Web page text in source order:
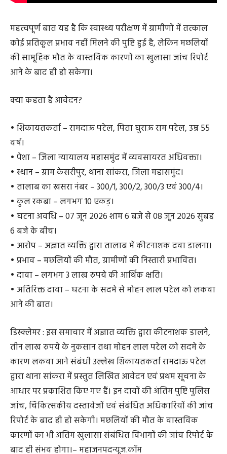
महत्वपूर्ण बात यह है कि स्वास्थ्य परीक्षण में ग्रामीणों में तत्काल
कोई प्रतिकूल प्रभाव नहीं मिलने की पुष्टि हुई है, लेकिन मछलियों
की सामूहिक मौत के वास्तविक कारणों का खुलासा जांच रिपोर्ट
क्या कहता है आवेदन?
• शिकायतकर्ता – रामदाऊ पटेल, पिता घुराऊ राम पटेल, उम्र 55
वर्ष।
• पेशा – जिला न्यायालय महासमुंद में व्यवसायरत अधिवक्ता।
• स्थान – ग्राम केसरीपुर, थाना सांकरा, जिला महासमुंद।
• तालाब का खसरा नंबर – 300/1, 300/2, 300/3 एवं 300/4।
• कुल रकबा – लगभग 10 एकड़।
• घटना अवधि – 07 जून 2026 शाम 6 बजे से 08 जून 2026 सुबह
6 बजे के बीच।
• आरोप – अज्ञात व्यक्ति द्वारा तालाब में कीटनाशक दवा डालना।
• प्रभाव – मछलियों की मौत, ग्रामीणों की निस्तारी प्रभावित।
• दावा – लगभग 3 लाख रुपये की आर्थिक क्षति।
• अतिरिक्त दावा – घटना के सदमे से मोहन लाल पटेल को लकवा
आने की बात।
डिस्क्लेमर : इस समाचार में अज्ञात व्यक्ति द्वारा कीटनाशक डालने,
तीन लाख रुपये के नुकसान तथा मोहन लाल पटेल को सदमे के
कारण लकवा आने संबंधी उल्लेख शिकायतकर्ता रामदाऊ पटेल
द्वारा थाना सांकरा में प्रस्तुत लिखित आवेदन एवं प्रथम सूचना के
आधार पर प्रकाशित किए गए हैं। इन दावों की अंतिम पुष्टि पुलिस
जांच, चिकित्सकीय दस्तावेजों एवं संबंधित अधिकारियों की जांच